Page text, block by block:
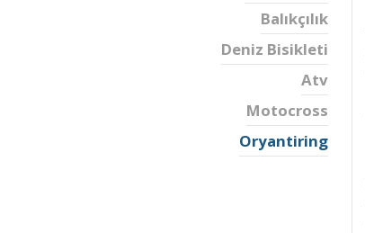
Balıkçılık
Deniz Bisikleti
Atv
Motocross
Oryantiring